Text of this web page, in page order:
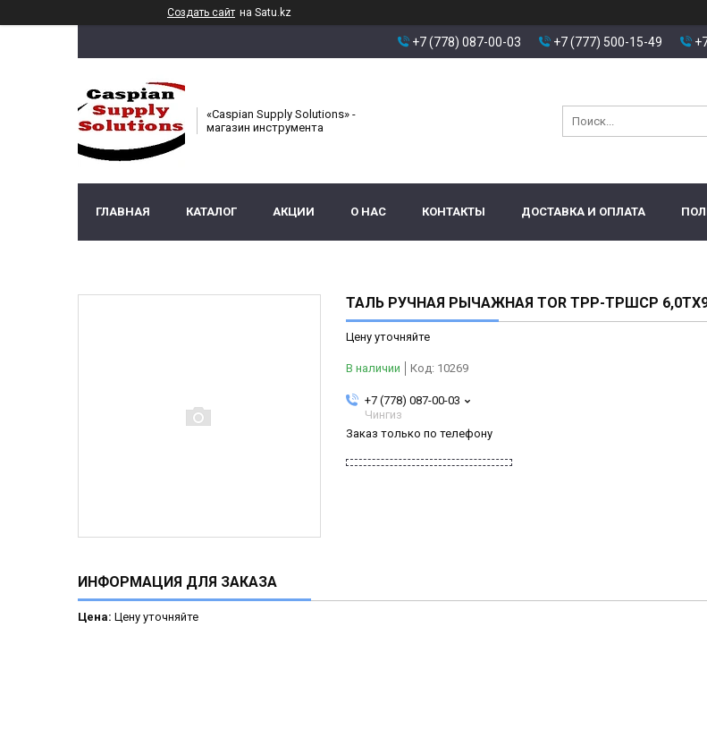
Создать сайт на Satu.kz
+7 (778) 087-00-03 +7 (777) 500-15-49
«Caspian Supply Solutions» -
магазин инструмента
ГЛАВНАЯ КАТАЛОГ АКЦИИ О НАС КОНТАКТЫ ДОСТАВКА И ОПЛАТА
ТАЛЬ РУЧНАЯ РЫЧАЖНАЯ TOR ТРР-ТРШСР
Цену уточняйте
В наличии Код: 10269
+7 (778) 087-00-03
Чингиз
Заказ только по телефону
ИНФОРМАЦИЯ ДЛЯ ЗАКАЗА
Цена: Цену уточняйте